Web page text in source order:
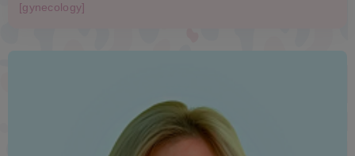
[gynecology]